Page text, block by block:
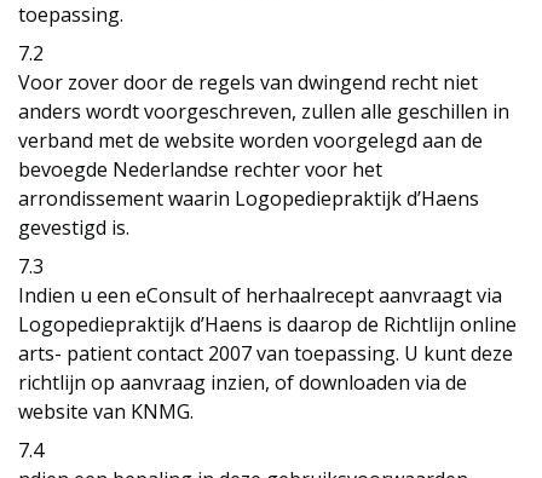
toepassing.
7.2
Voor zover door de regels van dwingend recht niet
anders wordt voorgeschreven, zullen alle geschillen in
verband met de website worden voorgelegd aan de
bevoegde Nederlandse rechter voor het
arrondissement waarin Logopediepraktijk d’Haens
gevestigd is.
7.3
Indien u een eConsult of herhaalrecept aanvraagt via
Logopediepraktijk d’Haens is daarop de Richtlijn online
arts- patient contact 2007 van toepassing. U kunt deze
richtlijn op aanvraag inzien, of downloaden via de
website van KNMG.
7.4